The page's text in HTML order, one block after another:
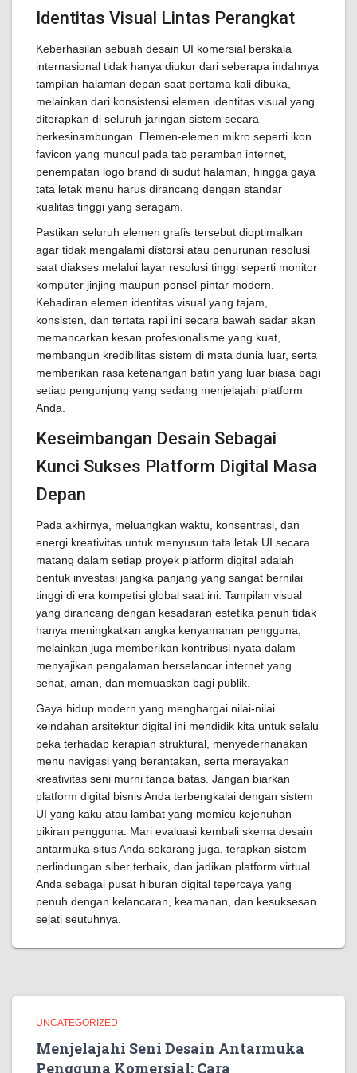
Identitas Visual Lintas Perangkat
Keberhasilan sebuah desain UI komersial berskala
internasional tidak hanya diukur dari seberapa indahnya
tampilan halaman depan saat pertama kali dibuka,
melainkan dari konsistensi elemen identitas visual yang
diterapkan di seluruh jaringan sistem secara
berkesinambungan. Elemen-elemen mikro seperti ikon
favicon yang muncul pada tab peramban internet,
penempatan logo brand di sudut halaman, hingga gaya
tata letak menu harus dirancang dengan standar
kualitas tinggi yang seragam.
Pastikan seluruh elemen grafis tersebut dioptimalkan
agar tidak mengalami distorsi atau penurunan resolusi
saat diakses melalui layar resolusi tinggi seperti monitor
komputer jinjing maupun ponsel pintar modern.
Kehadiran elemen identitas visual yang tajam,
konsisten, dan tertata rapi ini secara bawah sadar akan
memancarkan kesan profesionalisme yang kuat,
membangun kredibilitas sistem di mata dunia luar, serta
memberikan rasa ketenangan batin yang luar biasa bagi
setiap pengunjung yang sedang menjelajahi platform
Anda.
Keseimbangan Desain Sebagai
Kunci Sukses Platform Digital Masa
Depan
Pada akhirnya, meluangkan waktu, konsentrasi, dan
energi kreativitas untuk menyusun tata letak UI secara
matang dalam setiap proyek platform digital adalah
bentuk investasi jangka panjang yang sangat bernilai
tinggi di era kompetisi global saat ini. Tampilan visual
yang dirancang dengan kesadaran estetika penuh tidak
hanya meningkatkan angka kenyamanan pengguna,
melainkan juga memberikan kontribusi nyata dalam
menyajikan pengalaman berselancar internet yang
sehat, aman, dan memuaskan bagi publik.
Gaya hidup modern yang menghargai nilai-nilai
keindahan arsitektur digital ini mendidik kita untuk selalu
peka terhadap kerapian struktural, menyederhanakan
menu navigasi yang berantakan, serta merayakan
kreativitas seni murni tanpa batas. Jangan biarkan
platform digital bisnis Anda terbengkalai dengan sistem
UI yang kaku atau lambat yang memicu kejenuhan
pikiran pengguna. Mari evaluasi kembali skema desain
antarmuka situs Anda sekarang juga, terapkan sistem
perlindungan siber terbaik, dan jadikan platform virtual
Anda sebagai pusat hiburan digital tepercaya yang
penuh dengan kelancaran, keamanan, dan kesuksesan
sejati seutuhnya.
UNCATEGORIZED
Menjelajahi Seni Desain Antarmuka
Pengguna Komersial: Cara